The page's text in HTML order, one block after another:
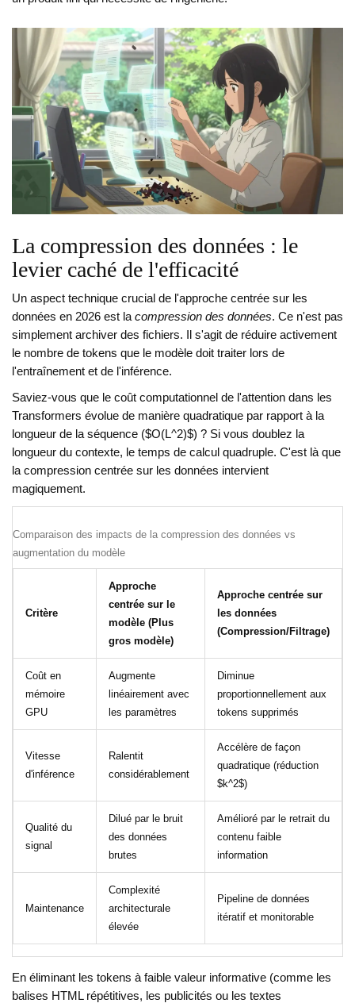
La compression des données : le
levier caché de l'efficacité
Un aspect technique crucial de l'approche centrée sur les
données en 2026 est lacompression des données. Ce n'est pas
simplement archiver des fichiers. Il s'agit de réduire activement
le nombre de tokens que le modèle doit traiter lors de
l'entraînement et de l'inférence.
Saviez-vous que le coût computationnel de l'attention dans les
Transformers évolue de manière quadratique par rapport à la
longueur de la séquence ($O(L^2)$) ? Si vous doublez la
longueur du contexte, le temps de calcul quadruple. C'est là que
la compression centrée sur les données intervient
magiquement.
Comparaison des impacts de la compression des données vs
augmentation du modèle
Critère
Approche
centrée sur le
modèle (Plus
gros modèle)
Approche centrée sur
les données
(Compression/Filtrage)
Coût en
mémoire
GPU
Augmente
linéairement avec
les paramètres
Diminue
proportionnellement aux
tokens supprimés
Vitesse
d'inférence
Ralentit
considérablement
Accélère de façon
quadratique (réduction
$k^2$)
Qualité du
signal
Dilué par le bruit
des données
brutes
Amélioré par le retrait du
contenu faible
information
Maintenance
Complexité
architecturale
élevée
Pipeline de données
itératif et monitorable
En éliminant les tokens à faible valeur informative (comme les
balises HTML répétitives, les publicités ou les textes